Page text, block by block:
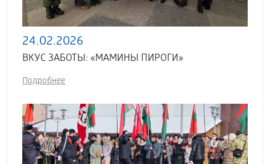
24.02.2026
ВКУС ЗАБОТЫ: «МАМИНЫ ПИРОГИ»
Подробнее